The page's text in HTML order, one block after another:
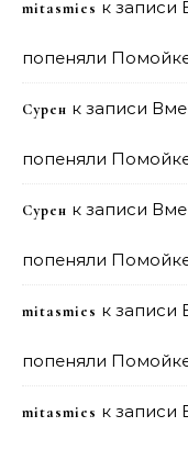
mitasmies к записи
попеняли
Сурен к записи
попеняли
Сурен к записи
попеняли
mitasmies к записи
попеняли
mitasmies к записи